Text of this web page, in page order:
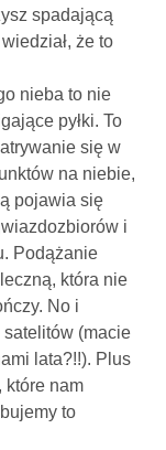
spadającą
że to
nieba to nie
pyłki. To
się w
na niebie,
pojawia się
i
Podążanie
która nie
No i
(macie
lata?!!). Plus
które nam
to